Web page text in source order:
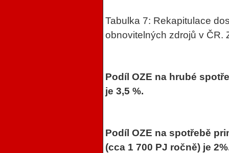
Tabulka 7: Rekapitulace
obnovitelných zdrojů v ČR.
Podíl OZE na hrubé
je 3,5 %.
Podíl OZE na spotřebě
(cca 1 700 PJ ročně) je